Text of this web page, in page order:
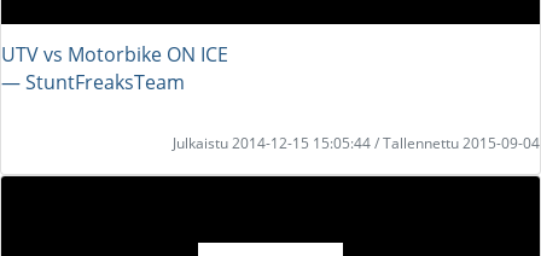
UTV vs Motorbike ON ICE
― StuntFreaksTeam
Julkaistu 2014-12-15 15:05:44 / Tallennettu 2015-09-04